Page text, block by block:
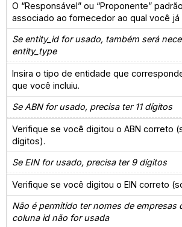
O “Responsável” ou “Proponente”
associado ao fornecedor ao qual você já
Se entity_id for usado, também será
entity_type
Insira o tipo de entidade que corresponde
que você incluiu.
Se ABN for usado, precisa ter 11 dígitos
Verifique se você digitou o ABN correto
dígitos).
Se EIN for usado, precisa ter 9 dígitos
Verifique se você digitou o EIN correto
Não é permitido ter nomes de empresas
coluna id não for usada